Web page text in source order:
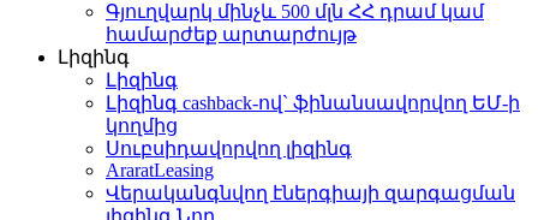
Գյուղվարկ մինչև 500 մլն ՀՀ դրամ կամ
համարժեք արտարժույթ
Լիզինգ
Լիզինգ
Լիզինգ cashback-ով` ֆինանսավորվող ԵՄ-ի
կողմից
Սուբսիդավորվող լիզինգ
AraratLeasing
Վերականգնվող էներգիայի զարգացման
լիզինգ Նոր